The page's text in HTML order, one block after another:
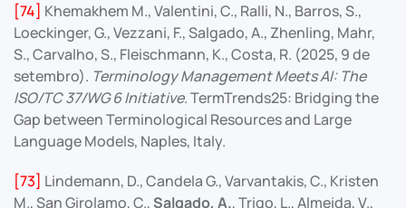
[74] Khemakhem M., Valentini, C., Ralli, N., Barros, S.,
Loeckinger, G., Vezzani, F., Salgado, A., Zhenling, Mahr,
S., Carvalho, S., Fleischmann, K., Costa, R. (2025, 9 de
setembro). Terminology Management Meets AI: The
ISO/TC 37/WG 6 Initiative. TermTrends25: Bridging the
Gap between Terminological Resources and Large
Language Models, Naples, Italy.
[73] Lindemann, D., Candela G., Varvantakis, C., Kristen
M., San Girolamo, C., Salgado, A., Trigo, L., Almeida, V.,